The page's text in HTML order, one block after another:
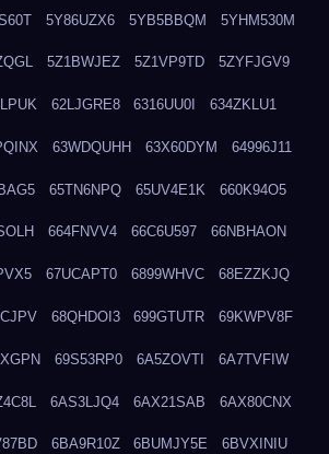
5Y86UZX6 5YB5BBQM 5YHM530M
5Z1BWJEZ 5Z1VP9TD 5ZYFJGV9
62LJGRE8 6316UU0I 634ZKLU1
63WDQUHH 63X60DYM 64996J11
65TN6NPQ 65UV4E1K 660K94O5
664FNVV4 66C6U597 66NBHAON
67UCAPT0 6899WHVC 68EZZKJQ
68QHDOI3 699GTUTR 69KWPV8F
69S53RP0 6A5ZOVTI 6A7TVFIW
6AS3LJQ4 6AX21SAB 6AX80CNX
6BA9R10Z 6BUMJY5E 6BVXINIU